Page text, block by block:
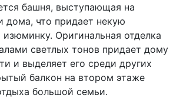
башня, выступающая на
дома, что придает некую
Оригинальная отделка
светлых тонов придает дому
и выделяет его среди других
балкон на втором этаже
большой семьи.